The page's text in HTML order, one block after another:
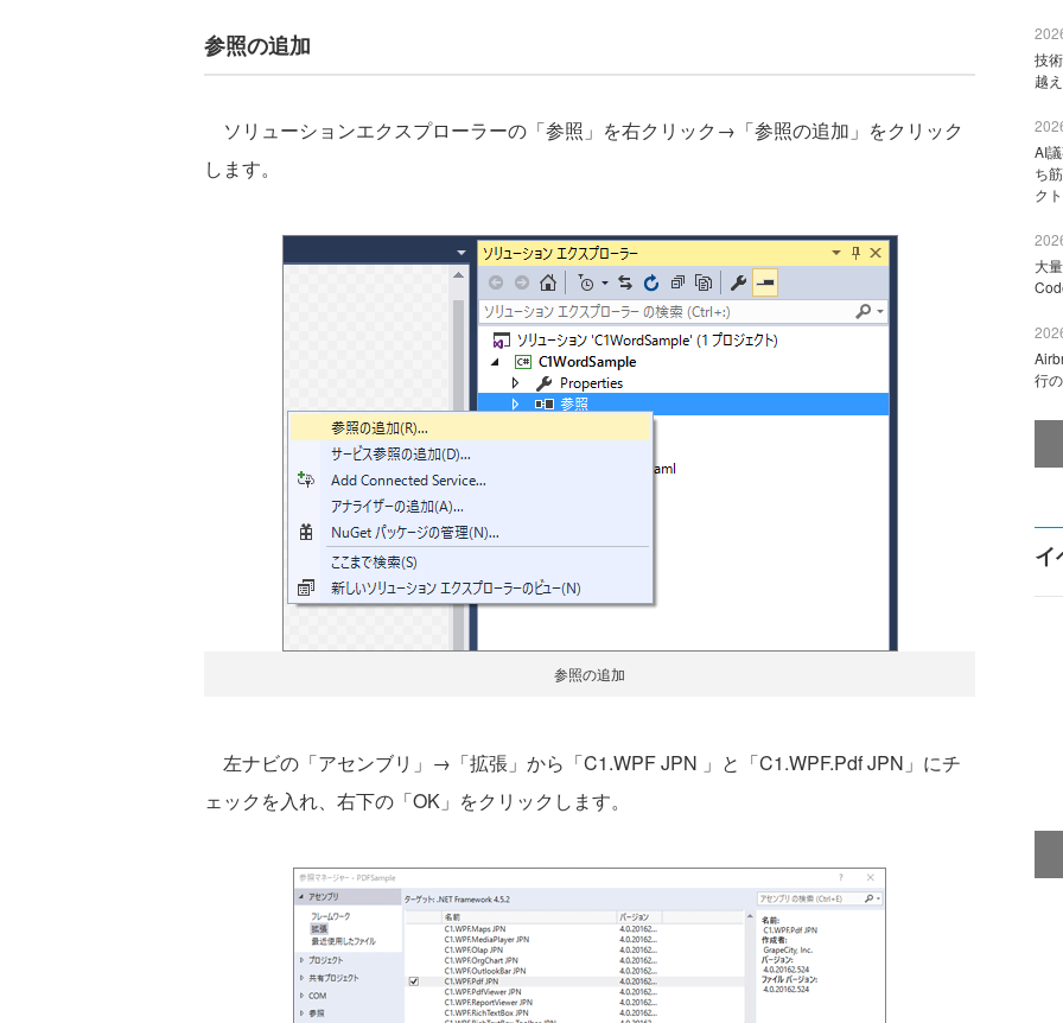
参照の追加
ソリューションエクスプローラーの「参照」を右クリック→「参照の追加」をクリック
します。
参照の追加
左ナビの「アセンブリ」→「拡張」から「C1.WPF JPN 」と「C1.WPF.Pdf JPN」にチ
ェックを入れ、右下の「OK」をクリックします。
技
越
AI
ち
ク
大
行
イ